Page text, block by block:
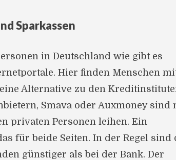
Sparkassen
in Deutschland wie gibt es
Hier finden Menschen
Alternative zu den
Smava oder Auxmoney sind
privaten Personen leihen. Ein
für beide Seiten. In der Regel sind
günstiger als bei der Bank. Der